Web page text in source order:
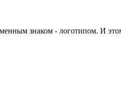
знаком - логотипом. И